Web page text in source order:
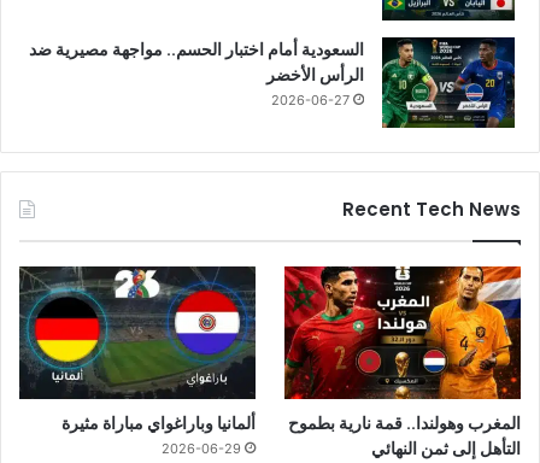
السعودية أمام اختبار الحسم.. مواجهة مصيرية ضد
الرأس الأخضر
2026-06-27
Recent Tech News
المغرب وهولندا.. قمة نارية بطموح
التأهل إلى ثمن النهائي
ألمانيا وباراغواي مباراة مثيرة
2026-06-29